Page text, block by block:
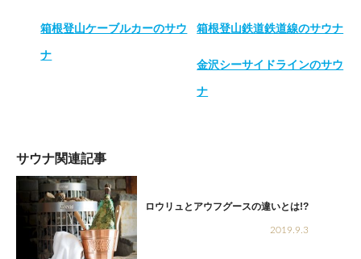
箱根登山ケーブルカーのサウ
ナ
箱根登山鉄道鉄道線のサウナ
金沢シーサイドラインのサウ
ナ
サウナ関連記事
ロウリュとアウフグースの違いとは!?
2019.9.3